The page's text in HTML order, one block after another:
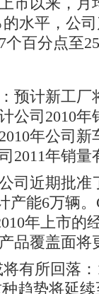
水平，公
个百分点至
计新工厂
公司2010
年公司新
2011年销量
近期批准
产能6万辆
年上市的
品覆盖面将
有所回落：
趋势将延